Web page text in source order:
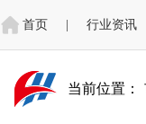
首页 行业资讯
当前位置：